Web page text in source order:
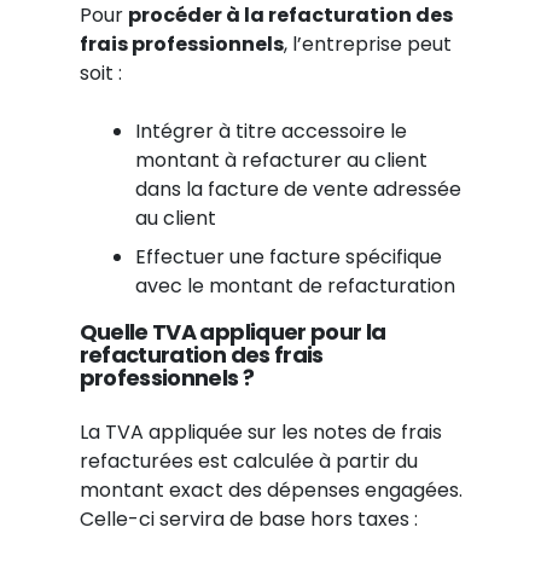
Pour procéder à la refacturation des
frais professionnels, l’entreprise peut
soit :
Intégrer à titre accessoire le
montant à refacturer au client
dans la facture de vente adressée
au client
Effectuer une facture spécifique
avec le montant de refacturation
Quelle TVA appliquer pour la
refacturation des frais
professionnels ?
La TVA appliquée sur les notes de frais
refacturées est calculée à partir du
montant exact des dépenses engagées.
Celle-ci servira de base hors taxes :